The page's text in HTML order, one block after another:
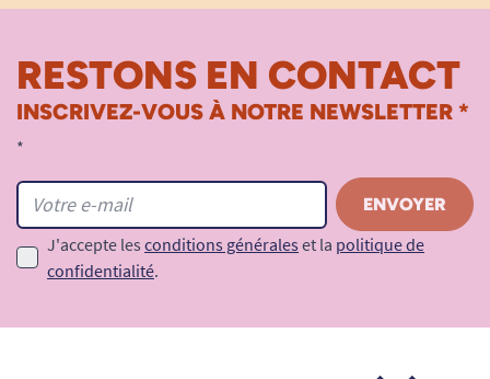
Les avantages d’un pyjama
RESTONS EN CONTACT
INSCRIVEZ-VOUS À NOTRE NEWSLETTER *
*
J'accepte les conditions générales et la politique de
confidentialité.